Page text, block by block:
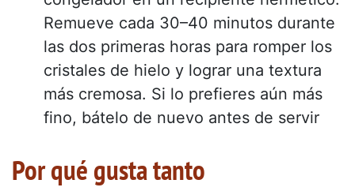
Remueve cada 30–40 minutos durante
las dos primeras horas para romper los
cristales de hielo y lograr una textura
más cremosa. Si lo prefieres aún más
fino, bátelo de nuevo antes de servir
Por qué gusta tanto